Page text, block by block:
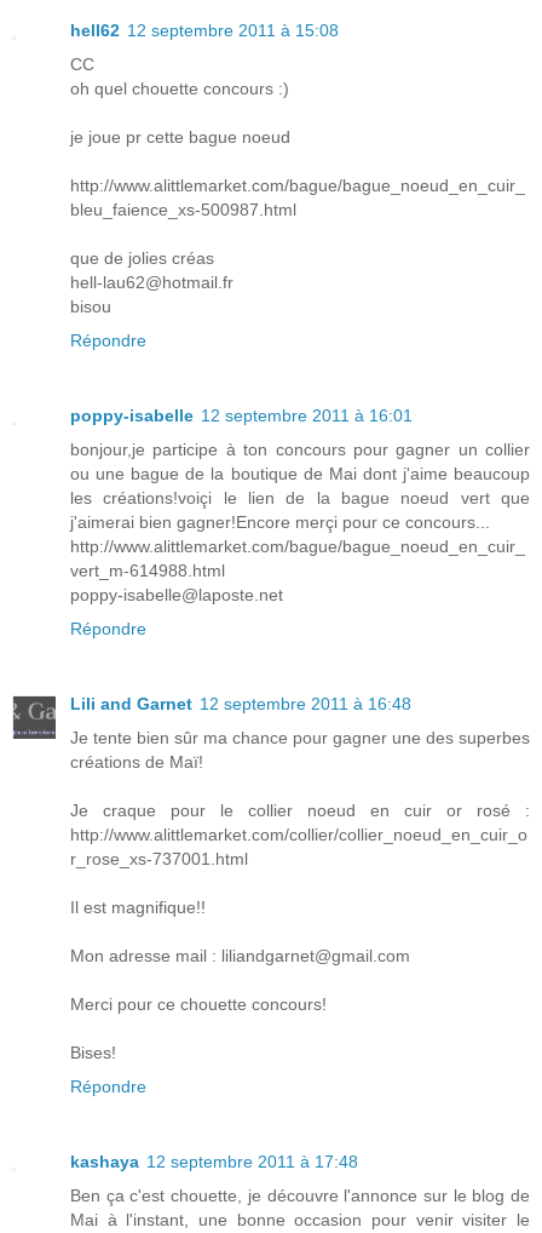
hell62 12 septembre 2011 à 15:08
CC
oh quel chouette concours :)
je joue pr cette bague noeud
http://www.alittlemarket.com/bague/bague_noeud_en_cuir_
bleu_faience_xs-500987.html
que de jolies créas
hell-lau62@hotmail.fr
bisou
Répondre
poppy-isabelle 12 septembre 2011 à 16:01
bonjour,je participe à ton concours pour gagner un collier
ou une bague de la boutique de Mai dont j'aime beaucoup
les créations!voiçi le lien de la bague noeud vert que
j'aimerai bien gagner!Encore merçi pour ce concours...
http://www.alittlemarket.com/bague/bague_noeud_en_cuir_
vert_m-614988.html
poppy-isabelle@laposte.net
Répondre
Lili and Garnet 12 septembre 2011 à 16:48
Je tente bien sûr ma chance pour gagner une des superbes
créations de Maï!
Je craque pour le collier noeud en cuir or rosé :
http://www.alittlemarket.com/collier/collier_noeud_en_cuir_o
r_rose_xs-737001.html
Il est magnifique!!
Mon adresse mail : liliandgarnet@gmail.com
Merci pour ce chouette concours!
Bises!
Répondre
kashaya 12 septembre 2011 à 17:48
Ben ça c'est chouette, je découvre l'annonce sur le blog de
Mai à l'instant, une bonne occasion pour venir visiter le